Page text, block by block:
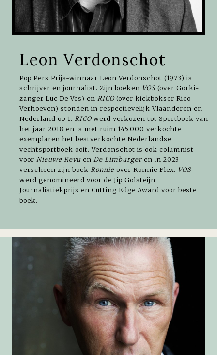
Leon Verdonschot
Pop Pers Prijs-winnaar Leon Verdonschot (1973) is
schrijver en journalist. Zijn boeken VOS (over Gorki-
zanger Luc De Vos) en RICO(over kickbokser Rico
Verhoeven) stonden in respectievelijk Vlaanderen en
Nederland op 1. RICOwerd verkozen tot Sportboek van
het jaar 2018 en is met ruim 145.000 verkochte
exemplaren het bestverkochte Nederlandse
vechtsportboek ooit. Verdonschot is ook columnist
voor Nieuwe Revu en De Limburger en in 2023
verscheen zijn boek Ronnie over Ronnie Flex. VOS
werd genomineerd voor de Jip Golsteijn
Journalistiekprijs en Cutting Edge Award voor beste
boek.